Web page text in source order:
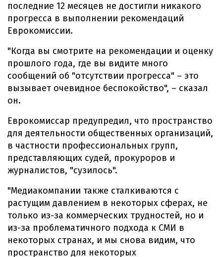
последние 12 месяцев не достигли никакого
прогресса в выполнении рекомендаций
Еврокомиссии.
"Когда вы смотрите на рекомендации и оценку
прошлого года, где вы видите много
сообщений об "отсутствии прогресса" – это
вызывает очевидное беспокойство", – сказал
он.
Еврокомиссар предупредил, что пространство
для деятельности общественных организаций,
в частности профессиональных групп,
представляющих судей, прокуроров и
журналистов, "сузилось".
"Медиакомпании также сталкиваются с
растущим давлением в некоторых сферах, не
только из-за коммерческих трудностей, но и
из-за проблематичного подхода к СМИ в
некоторых странах, и мы снова видим, что
пространство для некоторых